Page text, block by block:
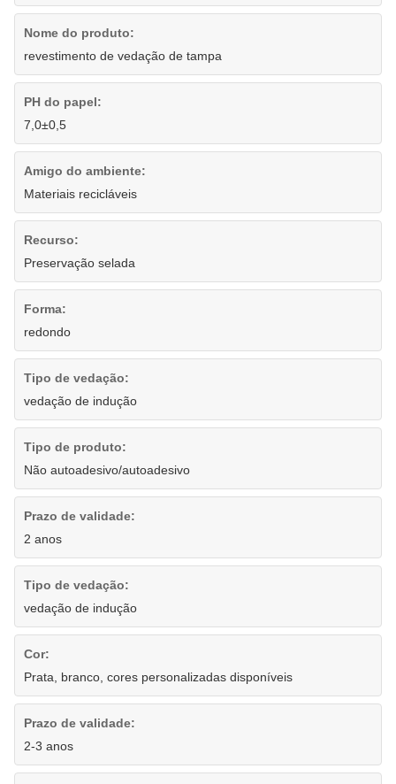
Nome do produto:
revestimento de vedação de tampa
PH do papel:
7,0±0,5
Amigo do ambiente:
Materiais recicláveis
Recurso:
Preservação selada
Forma:
redondo
Tipo de vedação:
vedação de indução
Tipo de produto:
Não autoadesivo/autoadesivo
Prazo de validade:
2 anos
Tipo de vedação:
vedação de indução
Cor:
Prata, branco, cores personalizadas disponíveis
Prazo de validade:
2-3 anos